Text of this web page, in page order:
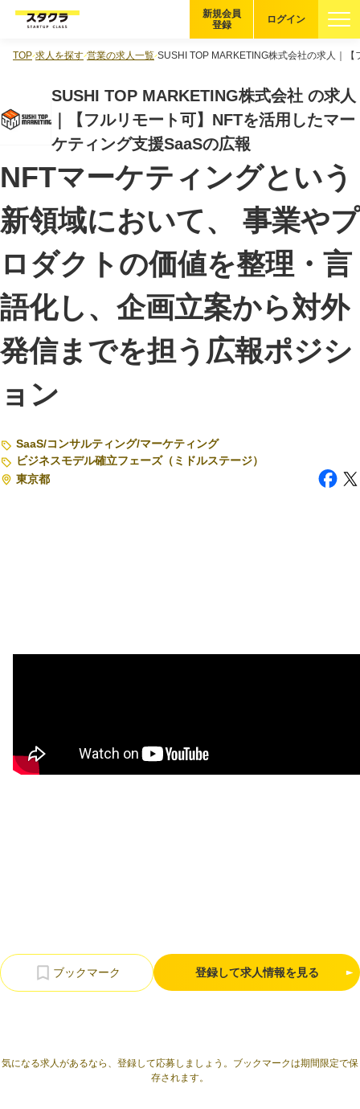
企業を探す
適性診断
スタクラが選ばれる理由
スタートアップ厳選の仕組み
紹介する企業について
登録者の転職・副業実績
Startup Magazine
注目スタートアップ
特集記事
お問い合わせ
利用規約 プライバシーポリシー 採用情報 会社概要
パートナーの方へ
ログイン
新規会員
登録
TOP 求人を探す 営業の求人一覧 SUSHI TOP MARKETING株式会社の求人｜
SUSHI TOP MARKETING株式会社 の求人
｜【フルリモート可】NFTを活用したマー
ケティング支援SaaSの広報
NFTマーケティングという
新領域において、 事業やプ
ロダクトの価値を整理・言
語化し、企画立案から対外
発信までを担う広報ポジシ
ョン
SaaS/コンサルティング/マーケティング
ビジネスモデル確立フェーズ（ミドルステージ）
東京都
登録して求人情報を見る
気になる求人があるなら、登録して応募しましょう。ブックマークは期間限定で保
存されます。